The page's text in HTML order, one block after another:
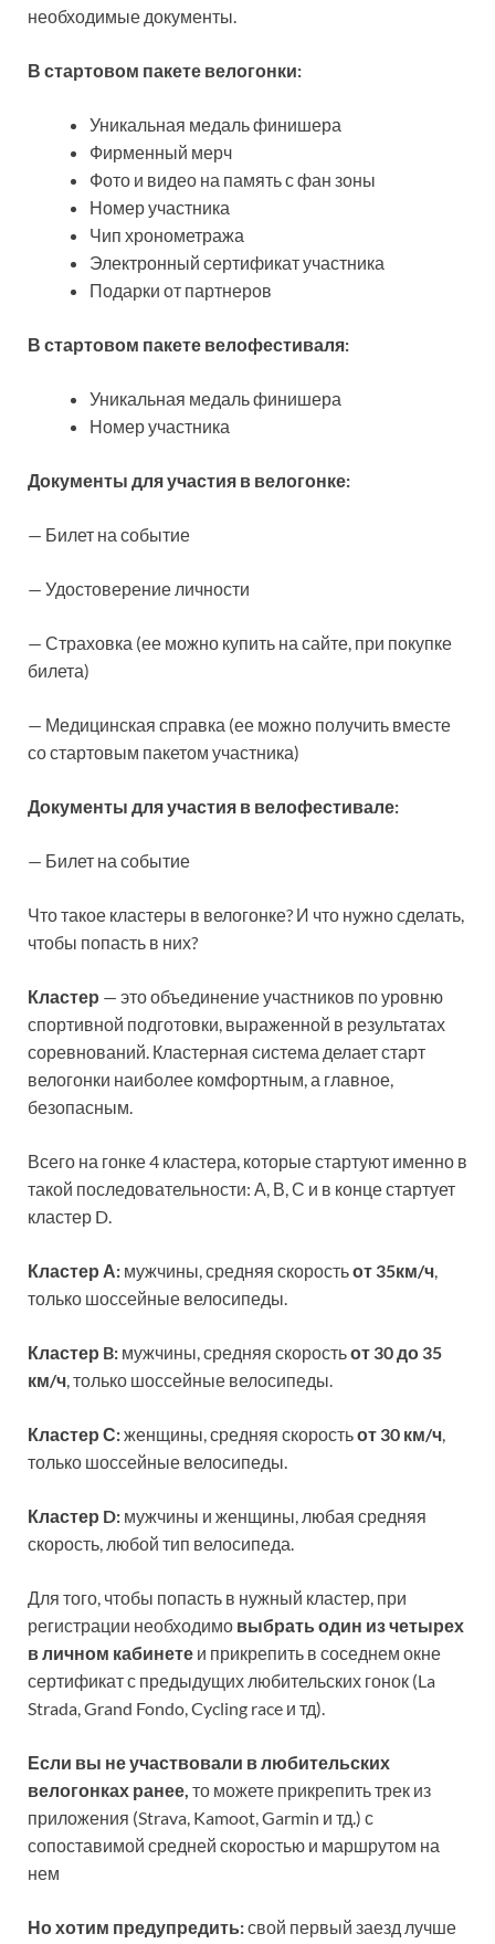
необходимые документы.
В стартовом пакете велогонки:
Уникальная медаль финишера
Фирменный мерч
Фото и видео на память с фан зоны
Номер участника
Чип хронометража
Электронный сертификат участника
Подарки от партнеров
В стартовом пакете велофестиваля:
Уникальная медаль финишера
Номер участника
Документы для участия в велогонке:
— Билет на событие
— Удостоверение личности
— Страховка (ее можно купить на сайте, при покупке
билета)
— Медицинская справка (ее можно получить вместе
со стартовым пакетом участника)
Документы для участия в велофестивале:
— Билет на событие
Что такое кластеры в велогонке? И что нужно сделать,
чтобы попасть в них?
Кластер — это объединение участников по уровню
спортивной подготовки, выраженной в результатах
соревнований. Кластерная система делает старт
велогонки наиболее комфортным, а главное,
безопасным.
Всего на гонке 4 кластера, которые стартуют именно в
такой последовательности: А, В, С и в конце стартует
кластер D.
Кластер А: мужчины, средняя скоростьот 35км/ч,
только шоссейные велосипеды.
Кластер B: мужчины, средняя скоростьот 30 до 35
км/ч, только шоссейные велосипеды.
Кластер С:женщины, средняя скоростьот 30 км/ч,
только шоссейные велосипеды.
Кластер D: мужчины и женщины, любая средняя
скорость, любой тип велосипеда.
Для того, чтобы попасть в нужный кластер, при
регистрации необходимо выбрать один из четырех
в личном кабинете и прикрепить в соседнем окне
сертификат с предыдущих любительских гонок (La
Strada, Grand Fondo, Cycling race и тд).
Если вы не участвовали в любительских
велогонках ранее, то можете прикрепить трек из
приложения (Strava, Kamoot, Garmin и тд.) с
сопоставимой средней скоростью и маршрутом на
нем
Но хотим предупредить:свой первый заезд лучше